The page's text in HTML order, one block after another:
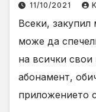
11/10/2021
Всеки,
може да
на всички
абонамент,
приложението